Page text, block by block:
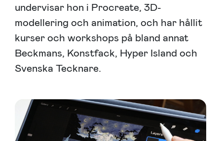
undervisar hon i Procreate, 3D-
modellering och animation, och har hållit
kurser och workshops på bland annat
Beckmans, Konstfack, Hyper Island och
Svenska Tecknare.